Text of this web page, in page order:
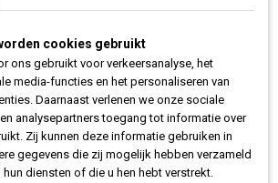
cookies gebruikt
ons gebruikt voor verkeersanalyse, het
media-functies en het personaliseren van
Daarnaast verlenen we onze sociale
analysepartners toegang tot informatie over
Zij kunnen deze informatie gebruiken in
gegevens die zij mogelijk hebben verzameld
diensten of die u hen hebt verstrekt.